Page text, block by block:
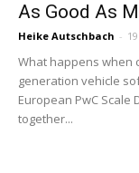
As Good As
Heike Autschbach -
What happens when
generation vehicle
European PwC Scale
together...